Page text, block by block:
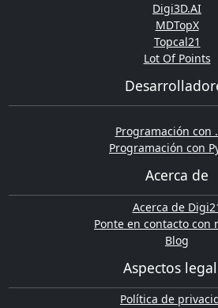
Digi3D.AI
MDTopX
Topcal21
Lot Of Points
Programación con
Programación con
Acerca de
Acerca de
Ponte en contacto con
Blog
Aspectos
Política de